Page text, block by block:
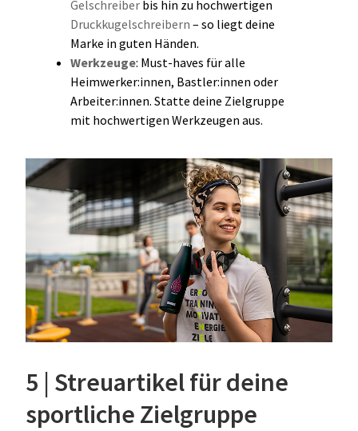
Gelschreiber bis hin zu hochwertigen
Druckkugelschreibern – so liegt deine
Marke in guten Händen.
Werkzeuge: Must-haves für alle
Heimwerker:innen, Bastler:innen oder
Arbeiter:innen. Statte deine Zielgruppe
mit hochwertigen Werkzeugen aus.
5 | Streuartikel für deine
sportliche Zielgruppe